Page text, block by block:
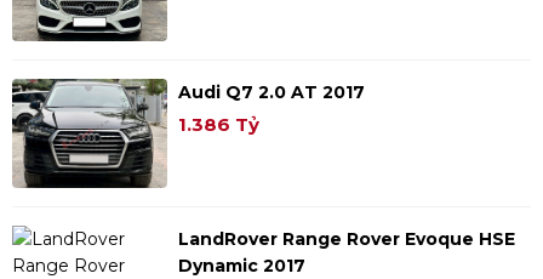
Audi Q7 2.0 AT 2017
1.386 Tỷ
LandRover Range Rover Evoque HSE
Dynamic 2017